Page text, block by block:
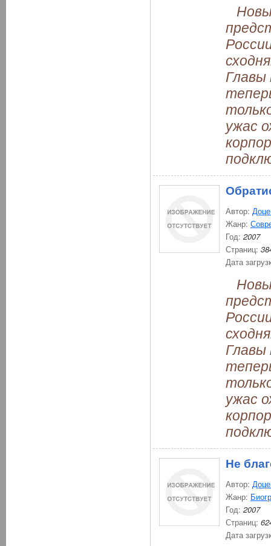
Главы
ужас
Автор:
Жанр:
Год: 2007
Страниц:
Дата
Главы
ужас
Не
Автор:
Жанр:
Год: 2007
Страниц:
Дата